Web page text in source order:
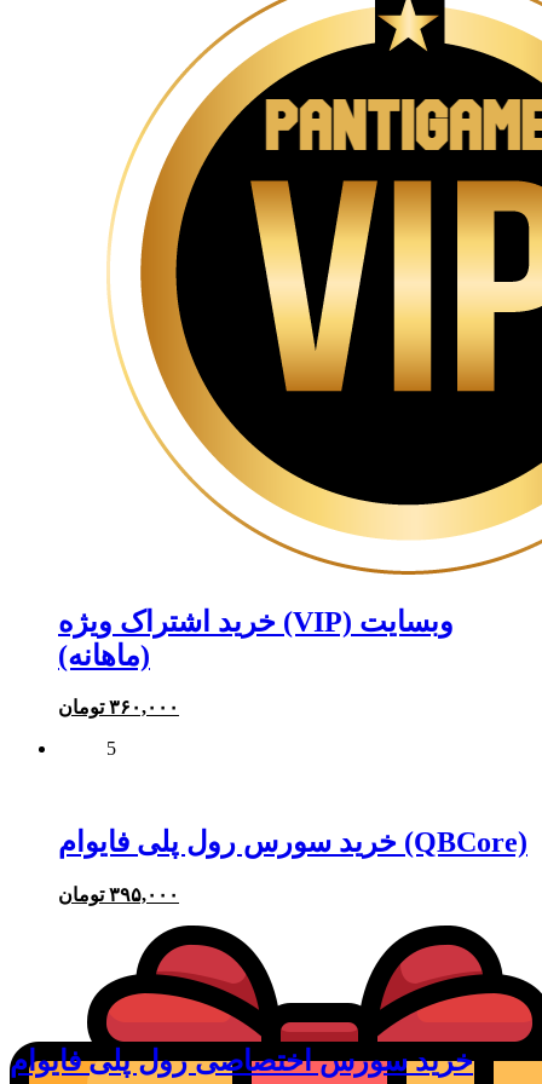
خرید اشتراک ویژه (VIP) وبسایت
(ماهانه)
۳۶۰,۰۰۰ تومان
5
خرید سورس رول پلی فایوام (QBCore)
۳۹۵,۰۰۰ تومان
خرید سورس اختصاصی رول پلی فایوام